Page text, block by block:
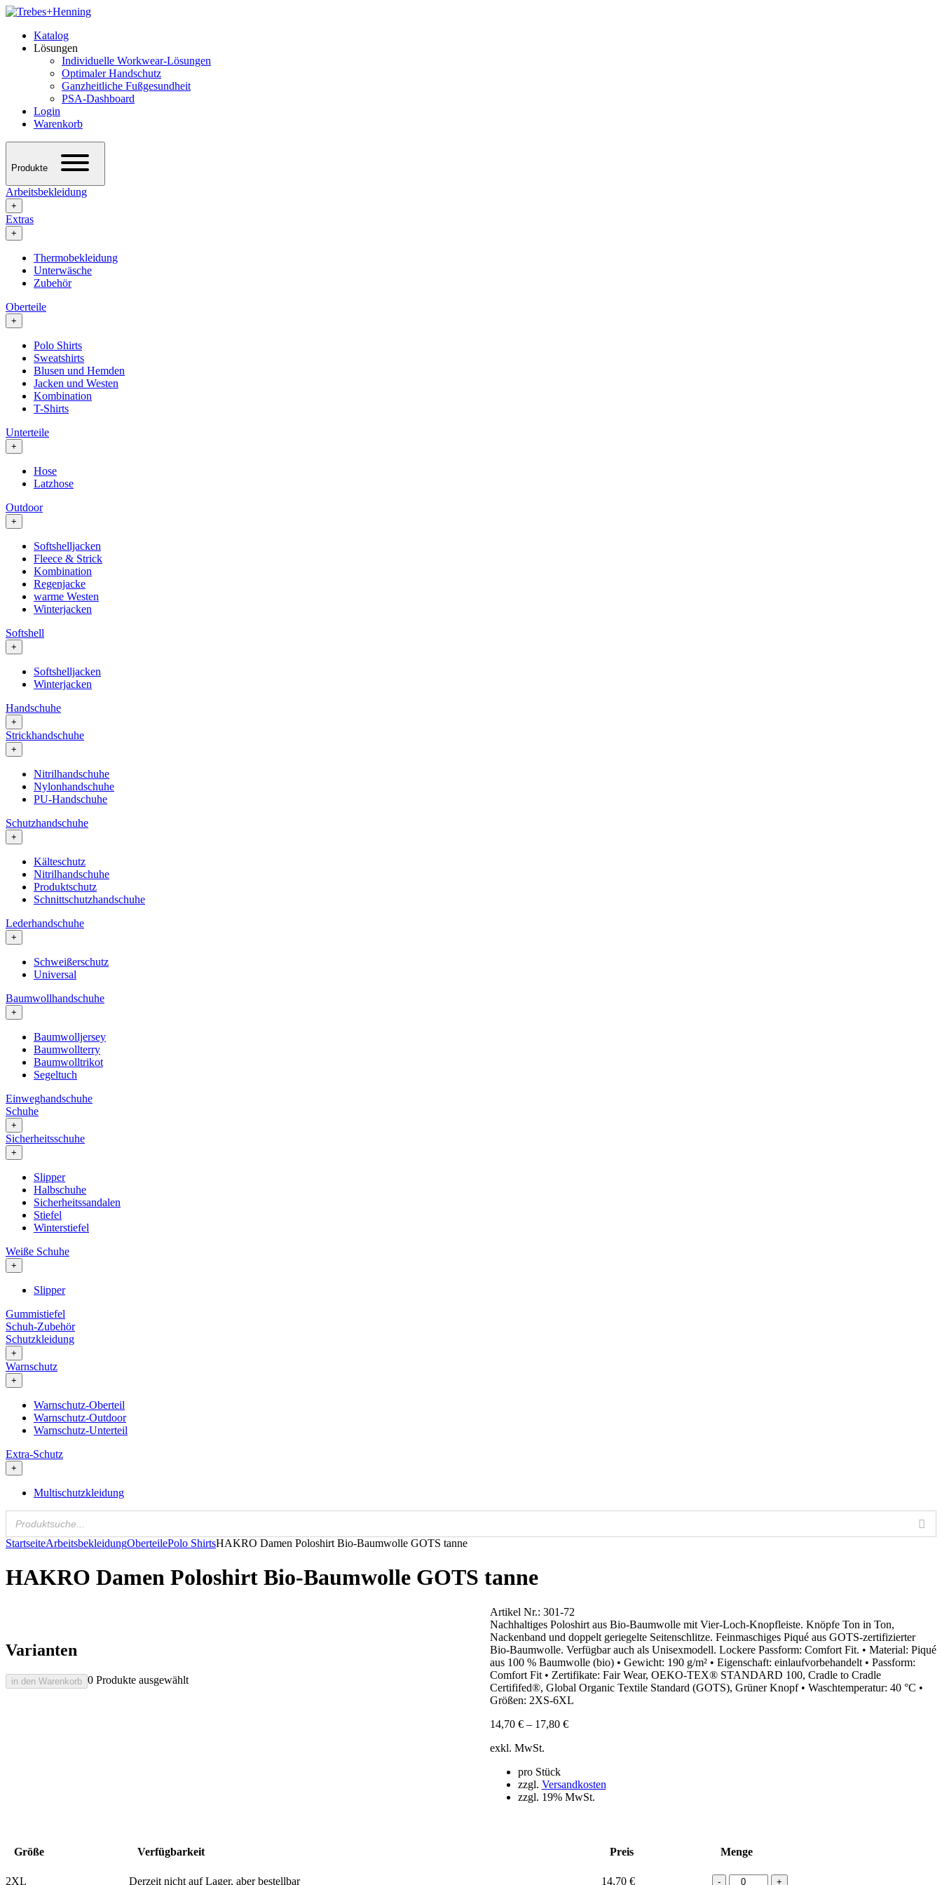
Katalog
Lösungen
Individuelle Workwear-Lösungen
Optimaler Handschutz
Ganzheitliche Fußgesundheit
PSA-Dashboard
Login
Warenkorb
Produkte
Arbeitsbekleidung
+
Extras
+
Thermobekleidung
Unterwäsche
Zubehör
Oberteile
+
Polo Shirts
Sweatshirts
Blusen und Hemden
Jacken und Westen
Kombination
T-Shirts
Unterteile
+
Hose
Latzhose
Outdoor
+
Softshelljacken
Fleece & Strick
Kombination
Regenjacke
warme Westen
Winterjacken
Softshell
+
Softshelljacken
Winterjacken
Handschuhe
+
Strickhandschuhe
+
Nitrilhandschuhe
Nylonhandschuhe
PU-Handschuhe
Schutzhandschuhe
+
Kälteschutz
Nitrilhandschuhe
Produktschutz
Schnittschutzhandschuhe
Lederhandschuhe
+
Schweißerschutz
Universal
Baumwollhandschuhe
+
Baumwolljersey
Baumwollterry
Baumwolltrikot
Segeltuch
Einweghandschuhe
Schuhe
+
Sicherheitsschuhe
+
Slipper
Halbschuhe
Sicherheitssandalen
Stiefel
Winterstiefel
Weiße Schuhe
+
Slipper
Gummistiefel
Schuh-Zubehör
Schutzkleidung
+
Warnschutz
+
Warnschutz-Oberteil
Warnschutz-Outdoor
Warnschutz-Unterteil
Extra-Schutz
+
Multischutzkleidung
StartseiteArbeitsbekleidungOberteilePolo ShirtsHAKRO Damen Poloshirt Bio-Baumwolle GOTS tanne
HAKRO Damen Poloshirt Bio-Baumwolle GOTS tanne
Artikel Nr.: 301-72
Nachhaltiges Poloshirt aus Bio-Baumwolle mit Vier-Loch-Knopfleiste. Knöpfe Ton in Ton,
Nackenband und doppelt geriegelte Seitenschlitze. Feinmaschiges Piqué aus GOTS-zertifizierter
Bio-Baumwolle. Verfügbar auch als Unisexmodell. Lockere Passform: Comfort Fit. • Material: Piqué
aus 100 % Baumwolle (bio) • Gewicht: 190 g/m² • Eigenschaft: einlaufvorbehandelt • Passform:
Comfort Fit • Zertifikate: Fair Wear, OEKO-TEX® STANDARD 100, Cradle to Cradle
Certififed®, Global Organic Textile Standard (GOTS), Grüner Knopf • Waschtemperatur: 40 °C •
Größen: 2XS-6XL
14,70 €– 17,80 €
exkl. MwSt.
pro Stück
zzgl. Versandkosten
zzgl. 19% MwSt.
Varianten
0 Produkte ausgewählt
in den Warenkorb
Größe Verfügbarkeit Preis Menge
2XL Derzeit nicht auf Lager, aber bestellbar 14,70 €
HAKRO
- +